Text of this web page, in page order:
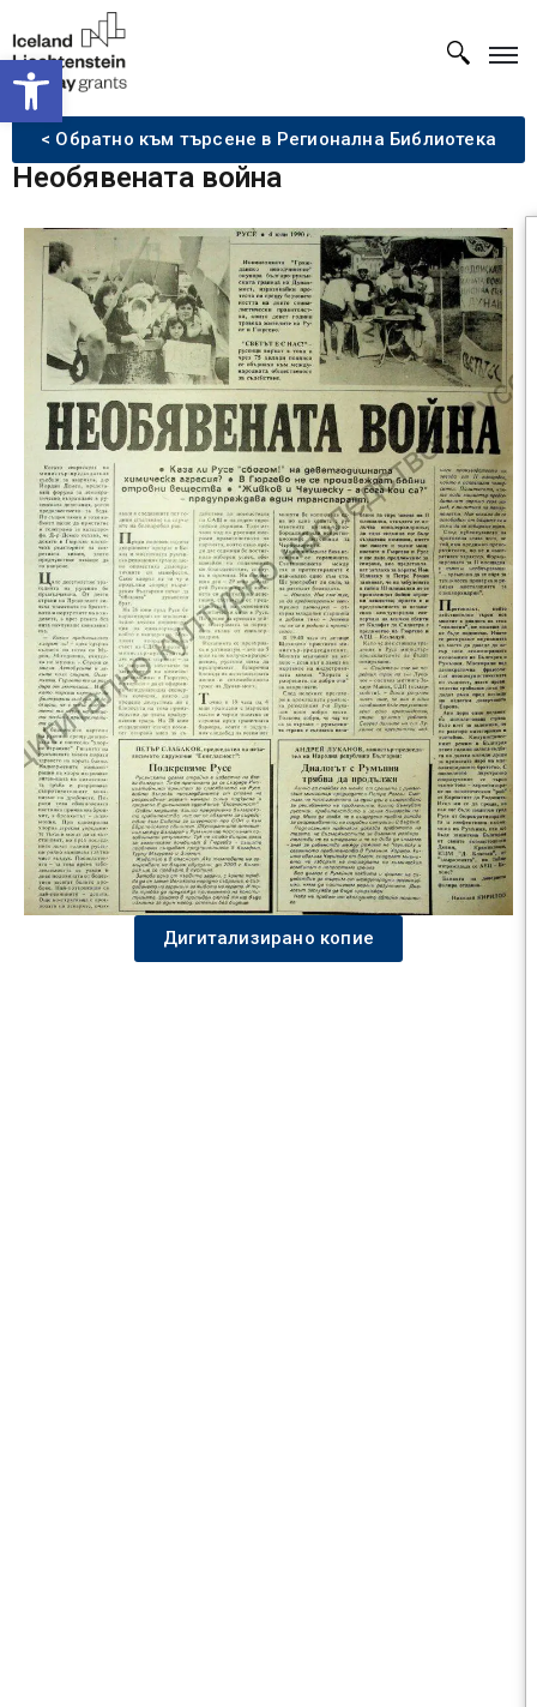
Open toolbar
< Обратно към търсене в Регионална Библиотека
Необявената война
Дигитализирано копие